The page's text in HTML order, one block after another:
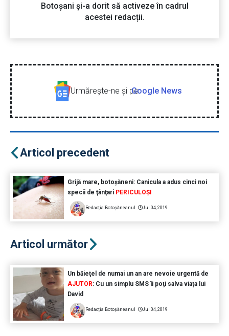
Botoșani și-a dorit să activeze în cadrul
acestei redacții.
Urmăreşte-ne şi peGoogle News
Articol precedent
Grijă mare, botoşăneni: Canicula a adus cinci noi
specii de ţânţari PERICULOŞI
Redacția Botoșăneanul Jul 04, 2019
Articol următor
Un băieţel de numai un an are nevoie urgentă de
AJUTOR: Cu un simplu SMS îi poţi salva viaţa lui
David
Redacția Botoșăneanul Jul 04, 2019